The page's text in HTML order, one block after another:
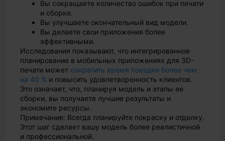
Вы сокращаете количество ошибок при печати
и сборке.
Вы улучшаете окончательный вид модели.
Вы делаете свои приложения более
эффективными.
Исследования показывают, что интегрированное
планирование в мобильных приложениях для 3D-
печати может сократить время поездки более чем
на 40 % и повысить удовлетворенность клиентов.
Это означает, что, планируя модель и этапы ее
сборки, вы получаете лучшие результаты и
экономите ресурсы.
Примечание: Всегда планируйте покраску и отделку.
Этот шаг сделает вашу модель более реалистичной
и профессиональной.